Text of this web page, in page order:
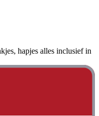
hapjes alles inclusief in